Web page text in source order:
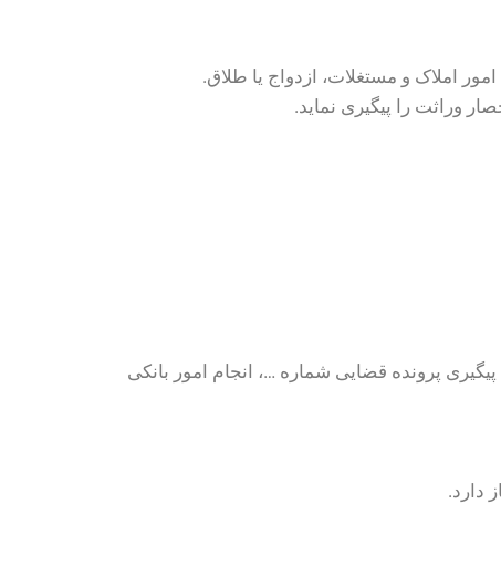
امور املاک و مستغلات، ازدواج یا طلاق.
وراثت را پیگیری نماید.
پرونده قضایی شماره …، انجام امور بانکی
دارد.